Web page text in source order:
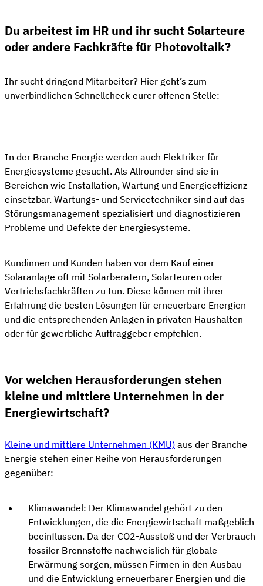
Du arbeitest im HR und ihr sucht Solarteure
oder andere Fachkräfte für Photovoltaik?
Ihr sucht dringend Mitarbeiter? Hier geht’s zum
unverbindlichen Schnellcheck eurer offenen Stelle:
In der Branche Energie werden auch Elektriker für
Energiesysteme gesucht. Als Allrounder sind sie in
Bereichen wie Installation, Wartung und Energieeffizienz
einsetzbar. Wartungs- und Servicetechniker sind auf das
Störungsmanagement spezialisiert und diagnostizieren
Probleme und Defekte der Energiesysteme.
Kundinnen und Kunden haben vor dem Kauf einer
Solaranlage oft mit Solarberatern, Solarteuren oder
Vertriebsfachkräften zu tun. Diese können mit ihrer
Erfahrung die besten Lösungen für erneuerbare Energien
und die entsprechenden Anlagen in privaten Haushalten
oder für gewerbliche Auftraggeber empfehlen.
Vor welchen Herausforderungen stehen
kleine und mittlere Unternehmen in der
Energiewirtschaft?
Kleine und mittlere Unternehmen (KMU) aus der Branche
Energie stehen einer Reihe von Herausforderungen
gegenüber:
Klimawandel: Der Klimawandel gehört zu den
Entwicklungen, die die Energiewirtschaft maßgeblich
beeinflussen. Da der CO2-Ausstoß und der Verbrauch
fossiler Brennstoffe nachweislich für globale
Erwärmung sorgen, müssen Firmen in den Ausbau
und die Entwicklung erneuerbarer Energien und die